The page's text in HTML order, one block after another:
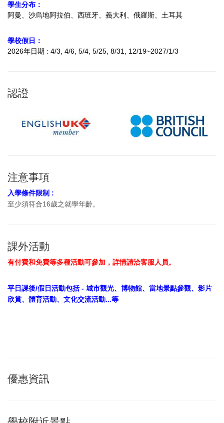
學生分布：
阿曼、沙烏地阿拉伯、西班牙、義大利、俄羅斯、土耳其
學校假日：
2026年日期 : 4/3, 4/6, 5/4, 5/25, 8/31, 12/19~2027/1/3
認證
注意事項
入學條件限制 :
至少須符合16歲之就學年齡。
課外活動
有付費和免費等多種活動可參加，詳情請洽客服人員。
平日課後/假日活動包括 - 城市觀光、博物館、當地景點參觀、影片
欣賞、體育活動、文化交流活動...等
優惠資訊